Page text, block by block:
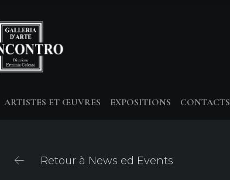
ARTISTES ET ŒUVRES EXPOSITIONS CONTACTS
Retour à News ed Events